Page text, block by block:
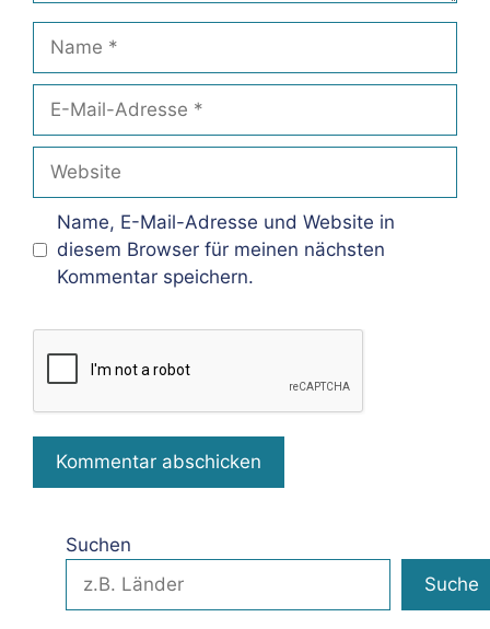
Mail-
Adresse
Name, E-Mail-Adresse und Website in
diesem Browser für meinen nächsten
Kommentar speichern.
Suchen
Suche